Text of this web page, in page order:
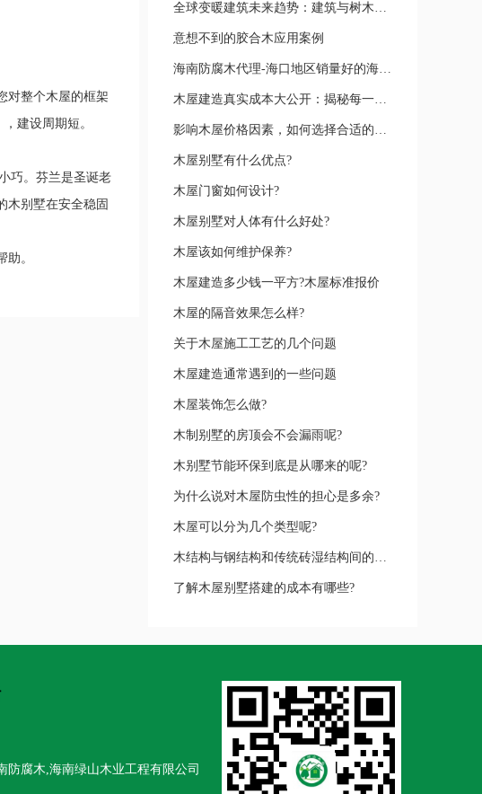
整个木屋的框架
建设周期短。
巧。芬兰是圣诞老
木别墅在安全稳固
。
全球变暖建筑未来趋势：建筑与树木共生
意想不到的胶合木应用案例
海南防腐木代理-海口地区销量好的海南防腐木
木屋建造真实成本大公开：揭秘每一分钱背后的细节
影响木屋价格因素，如何选择合适的木屋价格？
木屋别墅有什么优点?
木屋门窗如何设计?
木屋别墅对人体有什么好处?
木屋该如何维护保养?
木屋建造多少钱一平方?木屋标准报价
木屋的隔音效果怎么样?
关于木屋施工工艺的几个问题
木屋建造通常遇到的一些问题
木屋装饰怎么做?
木制别墅的房顶会不会漏雨呢?
木别墅节能环保到底是从哪来的呢?
为什么说对木屋防虫性的担心是多余?
木屋可以分为几个类型呢?
木结构与钢结构和传统砖湿结构间的优缺点
了解木屋别墅搭建的成本有哪些?
防腐木,海南绿山木业工程有限公司